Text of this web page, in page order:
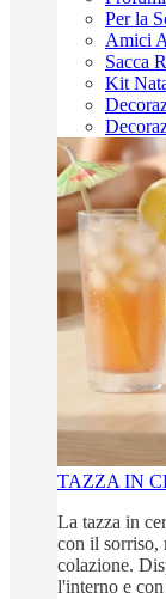
Per la
Amici
Sacca
Kit
TAZZA IN
La tazza in
con il
colazione.
l'interno e